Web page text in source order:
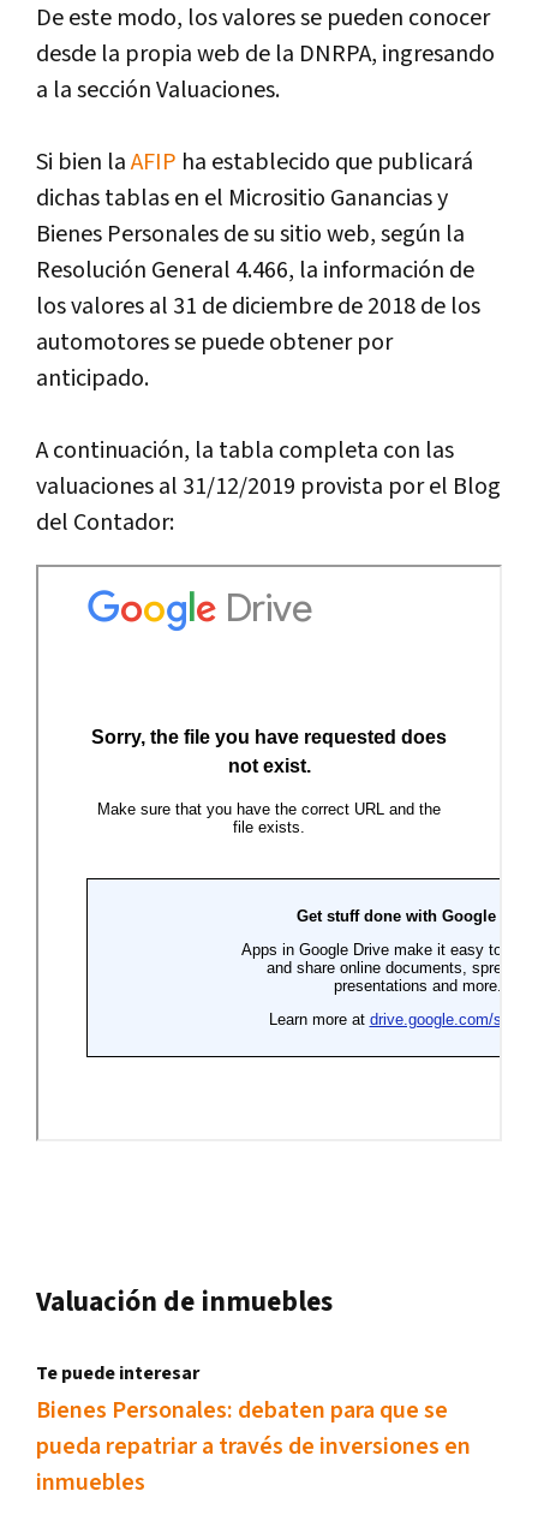
De este modo, los valores se pueden conocer
desde la propia web de la DNRPA, ingresando
a la sección Valuaciones.
Si bien laAFIP ha establecido que publicará
dichas tablas en el Micrositio Ganancias y
Bienes Personales de su sitio web, según la
Resolución General 4.466, la información de
los valores al 31 de diciembre de 2018 de los
automotores se puede obtener por
anticipado.
A continuación, la tabla completa con las
valuaciones al 31/12/2019 provista por el Blog
del Contador:
Valuación de inmuebles
Te puede interesar
Bienes Personales: debaten para que se
pueda repatriar a través de inversiones en
inmuebles